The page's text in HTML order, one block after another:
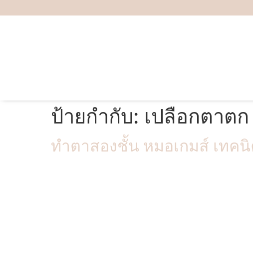
ป้ายกำกับ: เปลือกตาตก
ทำตาสองชั้น หมอเกมส์ เทค